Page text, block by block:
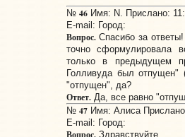
№ 46Имя: N. Прислано:
E-mail: Город:
Вопрос.Спасибо за
точно сформулировала
только в предыдущем
Голливуда был
"отпущен", да?
Ответ.Да, все равно
№ 47Имя: Алиса
E-mail: Город:
Здравствуйте.